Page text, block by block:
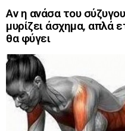
Αν η ανάσα του
μυρίζει άσχημα, απλά
θα φύγει